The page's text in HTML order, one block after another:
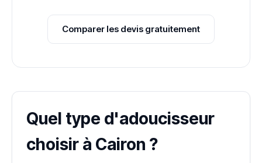
Comparer les devis gratuitement
Quel type d'adoucisseur
choisir à Cairon ?